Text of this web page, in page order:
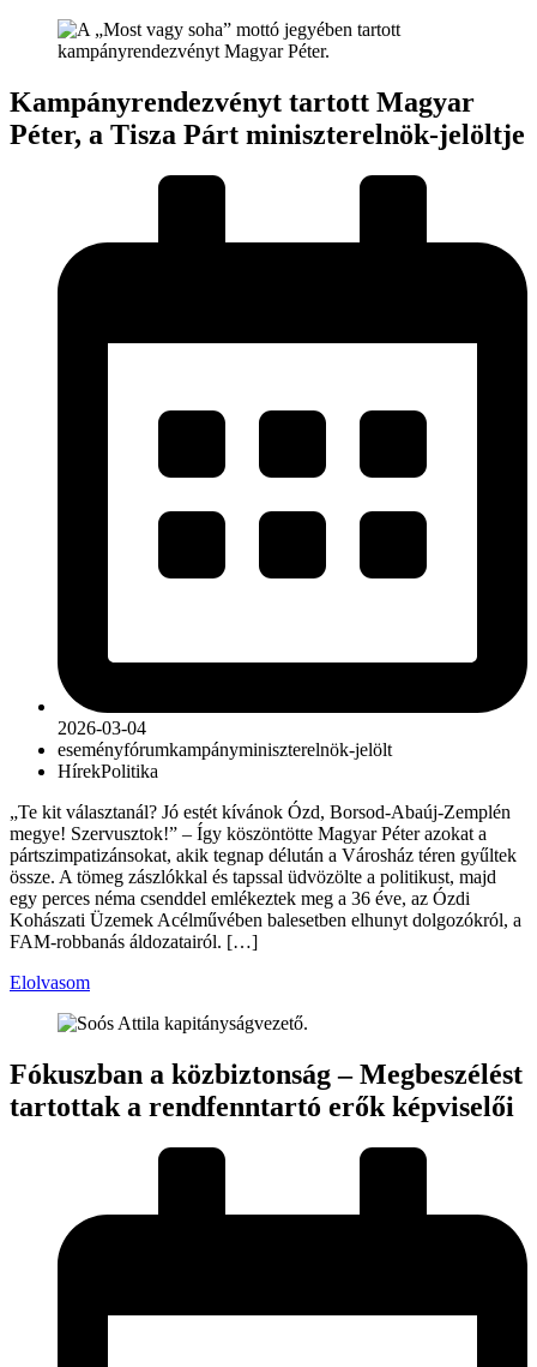
Kampányrendezvényt tartott Magyar
Péter, a Tisza Párt miniszterelnök-jelöltje
2026-03-04
eseményfórumkampányminiszterelnök-jelölt
HírekPolitika
„Te kit választanál? Jó estét kívánok Ózd, Borsod-Abaúj-Zemplén
megye! Szervusztok!” – Így köszöntötte Magyar Péter azokat a
pártszimpatizánsokat, akik tegnap délután a Városház téren gyűltek
össze. A tömeg zászlókkal és tapssal üdvözölte a politikust, majd
egy perces néma csenddel emlékeztek meg a 36 éve, az Ózdi
Kohászati Üzemek Acélművében balesetben elhunyt dolgozókról, a
FAM-robbanás áldozatairól. […]
Elolvasom
Fókuszban a közbiztonság – Megbeszélést
tartottak a rendfenntartó erők képviselői